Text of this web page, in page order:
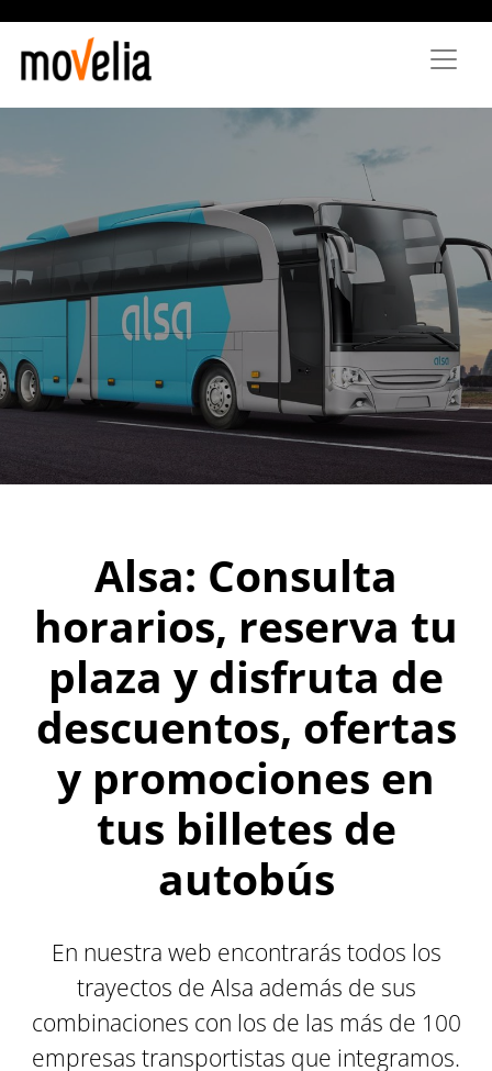
Alsa: Consulta
horarios, reserva tu
plaza y disfruta de
descuentos, ofertas
y promociones en
tus billetes de
autobús
En nuestra web encontrarás todos los
trayectos de Alsa además de sus
combinaciones con los de las más de 100
empresas transportistas que integramos.